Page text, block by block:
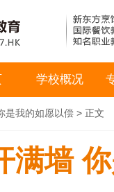
学校概况
是我的如愿以偿 > 正文
满墙